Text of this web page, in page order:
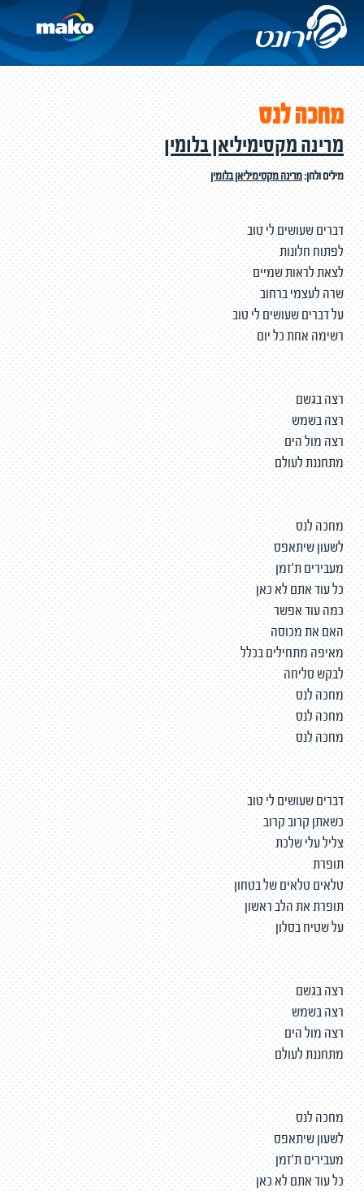
מחכה לנס
מרינה מקסימיליאן בלומין
מילים ולחן:מרינה מקסימיליאן בלומין
דברים שעושים לי טוב
לפתוח חלונות
לצאת לראות שמיים
שרה לעצמי ברחוב
על דברים שעושים לי טוב
רשימה אחת כל יום
רצה בגשם
רצה בשמש
רצה מול הים
מתחננת לעולם
מחכה לנס
לשעון שיתאפס
מעבירים ת'זמן
כל עוד אתם לא כאן
כמה עוד אפשר
האם את מכוסה
מאיפה מתחילים בכלל
לבקש סליחה
מחכה לנס
מחכה לנס
מחכה לנס
דברים שעושים לי טוב
כשאתן קרוב קרוב
צליל עלי שלכת
תופרת
טלאים טלאים של בטחון
תופרת את הלב ראשון
על שטיח בסלון
רצה בגשם
רצה בשמש
רצה מול הים
מתחננת לעולם
מחכה לנס
לשעון שיתאפס
מעבירים ת'זמן
כל עוד אתם לא כאן